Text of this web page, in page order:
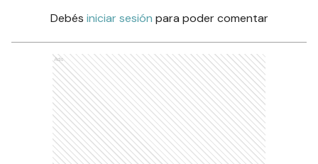
Debés iniciar sesión para poder comentar
Ads